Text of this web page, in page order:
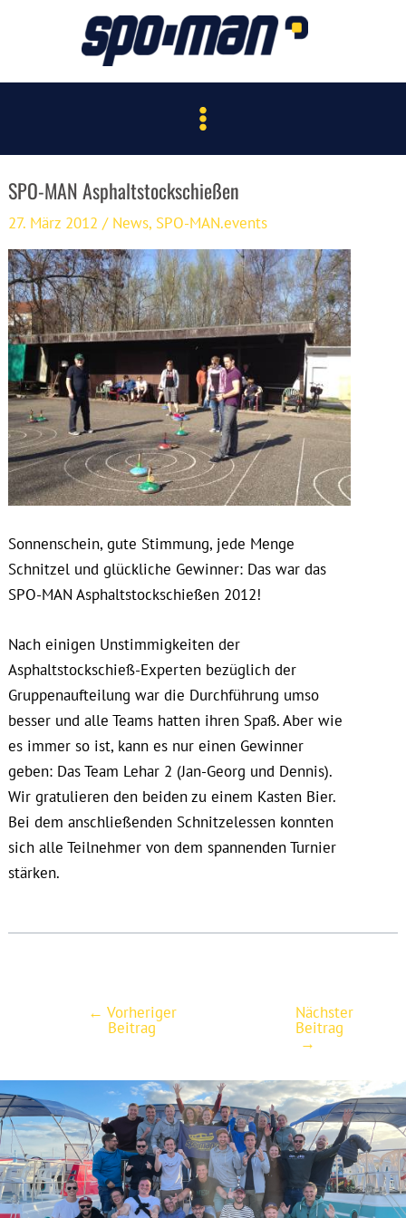
Main
Menu
SPO-MAN Asphaltstockschießen
27. März 2012/ News, SPO-MAN.events
Sonnenschein, gute Stimmung, jede Menge
Schnitzel und glückliche Gewinner: Das war das
SPO-MAN Asphaltstockschießen 2012!
Nach einigen Unstimmigkeiten der
Asphaltstockschieß-Experten bezüglich der
Gruppenaufteilung war die Durchführung umso
besser und alle Teams hatten ihren Spaß. Aber wie
es immer so ist, kann es nur einen Gewinner
geben: Das Team Lehar 2 (Jan-Georg und Dennis).
Wir gratulieren den beiden zu einem Kasten Bier.
Bei dem anschließenden Schnitzelessen konnten
sich alle Teilnehmer von dem spannenden Turnier
stärken.
navigation
← Vorheriger
Beitrag
Nächster
Beitrag
→